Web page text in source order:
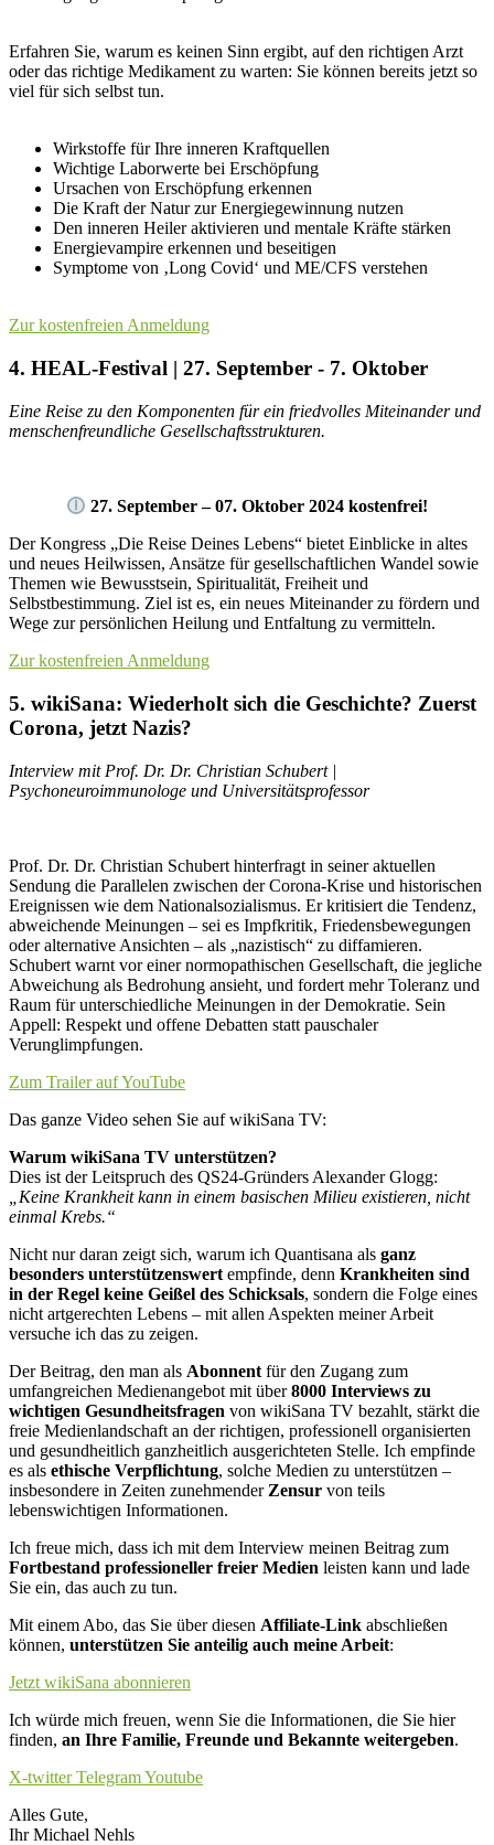
Erfahren Sie, warum es keinen Sinn ergibt, auf den richtigen Arzt
oder das richtige Medikament zu warten: Sie können bereits jetzt so
viel für sich selbst tun.
Wirkstoffe für Ihre inneren Kraftquellen
Wichtige Laborwerte bei Erschöpfung
Ursachen von Erschöpfung erkennen
Die Kraft der Natur zur Energiegewinnung nutzen
Den inneren Heiler aktivieren und mentale Kräfte stärken
Energievampire erkennen und beseitigen
Symptome von ‚Long Covid‘ und ME/CFS verstehen
Zur kostenfreien Anmeldung
4. HEAL-Festival | 27. September - 7. Oktober
Eine Reise zu den Komponenten für ein friedvolles Miteinander und
menschenfreundliche Gesellschaftsstrukturen.
27. September – 07. Oktober 2024 kostenfrei!
Der Kongress „Die Reise Deines Lebens“ bietet Einblicke in altes
und neues Heilwissen, Ansätze für gesellschaftlichen Wandel sowie
Themen wie Bewusstsein, Spiritualität, Freiheit und
Selbstbestimmung. Ziel ist es, ein neues Miteinander zu fördern und
Wege zur persönlichen Heilung und Entfaltung zu vermitteln.
Zur kostenfreien Anmeldung
5. wikiSana: Wiederholt sich die Geschichte? Zuerst
Corona, jetzt Nazis?
Interview mit Prof. Dr. Dr. Christian Schubert|
Psychoneuroimmunologe und Universitätsprofessor
Prof. Dr. Dr. Christian Schubert hinterfragt in seiner aktuellen
Sendung die Parallelen zwischen der Corona-Krise und historischen
Ereignissen wie dem Nationalsozialismus. Er kritisiert die Tendenz,
abweichende Meinungen – sei es Impfkritik, Friedensbewegungen
oder alternative Ansichten – als „nazistisch“ zu diffamieren.
Schubert warnt vor einer normopathischen Gesellschaft, die jegliche
Abweichung als Bedrohung ansieht, und fordert mehr Toleranz und
Raum für unterschiedliche Meinungen in der Demokratie. Sein
Appell: Respekt und offene Debatten statt pauschaler
Verunglimpfungen.
Zum Trailer auf YouTube
Das ganze Video sehen Sie auf wikiSana TV:
Warum wikiSana TV unterstützen?
Dies ist der Leitspruch des QS24-Gründers Alexander Glogg:
„Keine Krankheit kann in einem basischen Milieu existieren, nicht
einmal Krebs.“
Nicht nur daran zeigt sich, warum ich Quantisana als ganz
besonders unterstützenswert empfinde, denn Krankheiten sind
in der Regel keine Geißel des Schicksals, sondern die Folge eines
nicht artgerechten Lebens – mit allen Aspekten meiner Arbeit
versuche ich das zu zeigen.
Der Beitrag, den man als Abonnent für den Zugang zum
umfangreichen Medienangebot mit über8000 Interviews zu
wichtigen Gesundheitsfragen von wikiSana TV bezahlt, stärkt die
freie Medienlandschaft an der richtigen, professionell organisierten
und gesundheitlich ganzheitlich ausgerichteten Stelle. Ich empfinde
es als ethische Verpflichtung, solche Medien zu unterstützen –
insbesondere in Zeiten zunehmender Zensur von teils
lebenswichtigen Informationen.
Ich freue mich, dass ich mit dem Interview meinen Beitrag zum
Fortbestand professioneller freier Medien leisten kann und lade
Sie ein, das auch zu tun.
Mit einem Abo, das Sie über diesen Affiliate-Link abschließen
können, unterstützen Sie anteilig auch meine Arbeit:
Jetzt wikiSana abonnieren
Ich würde mich freuen, wenn Sie die Informationen, die Sie hier
finden, an Ihre Familie, Freunde und Bekannte weitergeben.
X-twitter TelegramYoutube
Alles Gute,
Ihr Michael Nehls